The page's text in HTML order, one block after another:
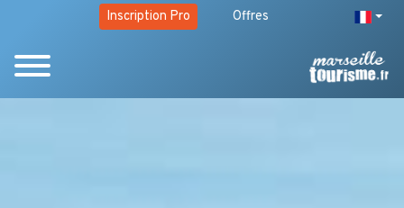
Inscription Pro Offres